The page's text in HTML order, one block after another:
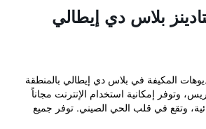
بلاس دي إيطالي
المكيفة في بلاس دي إيطالي بالمنطقة
وتوفر إمكانية استخدام الإنترنت مجاناً
وتقع في قلب الحي الصيني. توفر جميع